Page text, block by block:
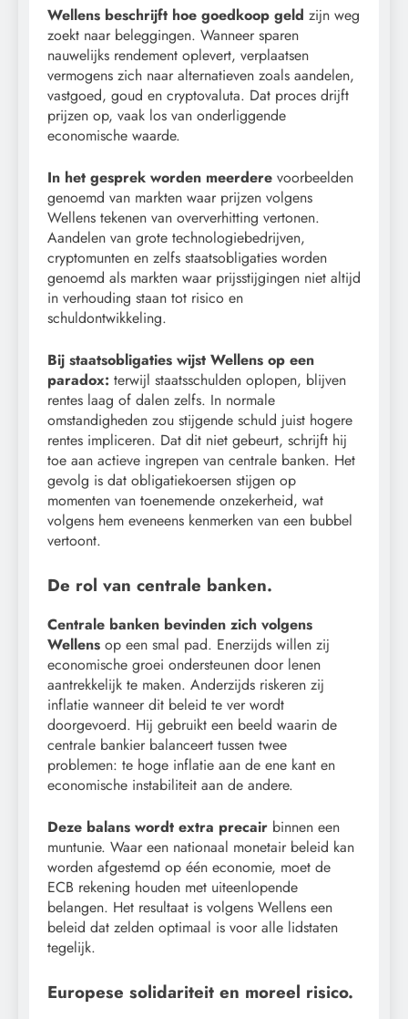
Wellens beschrijft hoe goedkoop geld zijn weg
zoekt naar beleggingen. Wanneer sparen
nauwelijks rendement oplevert, verplaatsen
vermogens zich naar alternatieven zoals aandelen,
vastgoed, goud en cryptovaluta. Dat proces drijft
prijzen op, vaak los van onderliggende
economische waarde.
In het gesprek worden meerdere voorbeelden
genoemd van markten waar prijzen volgens
Wellens tekenen van oververhitting vertonen.
Aandelen van grote technologiebedrijven,
cryptomunten en zelfs staatsobligaties worden
genoemd als markten waar prijsstijgingen niet altijd
in verhouding staan tot risico en
schuldontwikkeling.
Bij staatsobligaties wijst Wellens op een
paradox: terwijl staatsschulden oplopen, blijven
rentes laag of dalen zelfs. In normale
omstandigheden zou stijgende schuld juist hogere
rentes impliceren. Dat dit niet gebeurt, schrijft hij
toe aan actieve ingrepen van centrale banken. Het
gevolg is dat obligatiekoersen stijgen op
momenten van toenemende onzekerheid, wat
volgens hem eveneens kenmerken van een bubbel
vertoont.
De rol van centrale banken.
Centrale banken bevinden zich volgens
Wellens op een smal pad. Enerzijds willen zij
economische groei ondersteunen door lenen
aantrekkelijk te maken. Anderzijds riskeren zij
inflatie wanneer dit beleid te ver wordt
doorgevoerd. Hij gebruikt een beeld waarin de
centrale bankier balanceert tussen twee
problemen: te hoge inflatie aan de ene kant en
economische instabiliteit aan de andere.
Deze balans wordt extra precair binnen een
muntunie. Waar een nationaal monetair beleid kan
worden afgestemd op één economie, moet de
ECB rekening houden met uiteenlopende
belangen. Het resultaat is volgens Wellens een
beleid dat zelden optimaal is voor alle lidstaten
tegelijk.
Europese solidariteit en moreel risico.